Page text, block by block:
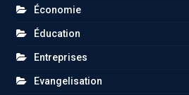
Économie
Éducation
Entreprises
Evangelisation